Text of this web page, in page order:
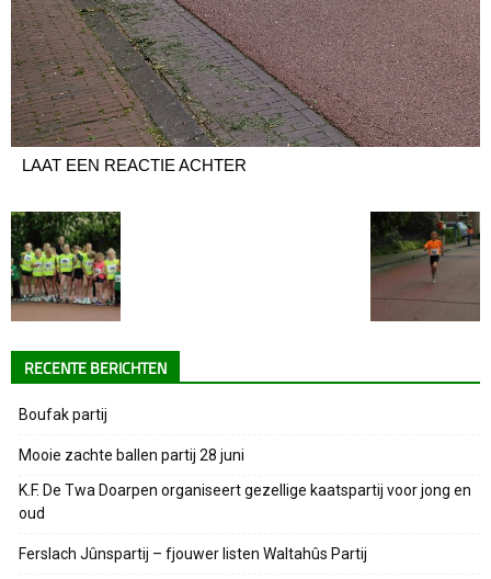
LAAT EEN REACTIE ACHTER
RECENTE BERICHTEN
Boufak partij
Mooie zachte ballen partij 28 juni
K.F. De Twa Doarpen organiseert gezellige kaatspartij voor jong en
oud
Ferslach Jûnspartij – fjouwer listen Waltahûs Partij